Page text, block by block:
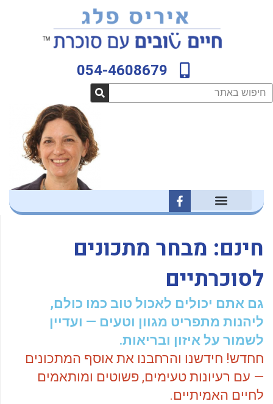
054-4608679
חיפוש
c
o
k
חינם: מבחר מתכונים
לסוכרתיים
גם אתם יכולים לאכול טוב כמו כולם,
ליהנות מתפריט מגוון וטעים — ועדיין
לשמור על איזון ובריאות.
חחדש! חידשנו והרחבנו את אוסף המתכונים
— עם רעיונות טעימים, פשוטים ומותאמים
לחיים האמיתיים.